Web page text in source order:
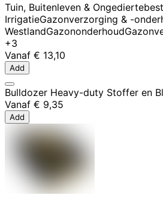
Tuin, Buitenleven &
IrrigatieGazonverzorging & -
WestlandGazononderhoud
+3
Vanaf € 13,10
Add
Bulldozer Heavy-duty Stoffer en
Vanaf € 9,35
Add